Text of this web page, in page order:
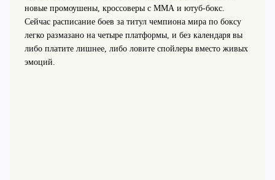
новые промоушены, кроссоверы с ММА и ютуб‑бокс.
Сейчас расписание боев за титул чемпиона мира по боксу
легко размазано на четыре платформы, и без календаря вы
либо платите лишнее, либо ловите спойлеры вместо живых
эмоций.